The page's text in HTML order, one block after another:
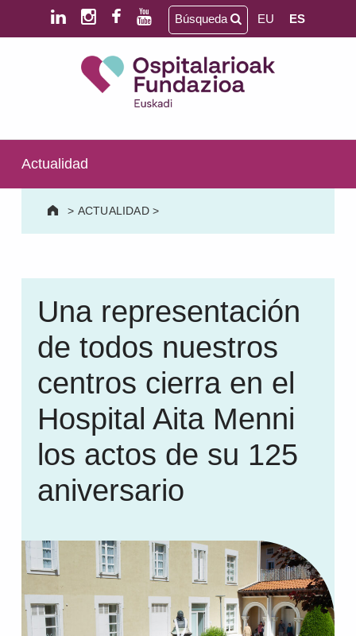
Saltar al contenido principal
Saltar al pie de página
SALUD MENTAL | DISCAPACIDAD INTELECTUAL | NEURORREHABILITACIÓN Y DAÑO CEREBRAL | PERSONA MAYOR
Búsqueda EU ES
Actualidad
> ACTUALIDAD>
Una representación
de todos nuestros
centros cierra en el
Hospital Aita Menni
los actos de su 125
aniversario